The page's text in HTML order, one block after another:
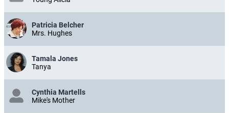
Patricia Belcher
Mrs. Hughes
Tamala Jones
Tanya
Cynthia Martells
Mike's Mother